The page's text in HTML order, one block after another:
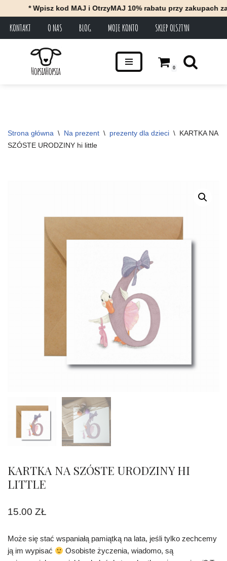
* Wpisz kod MAJ i OtrzyMAJ 10% rabatu przy zakupach za
KONTAKT O NAS BLOG MOJE KONTO SKLEP OLSZTYN
0
Strona główna \ Na prezent \ prezenty dla dzieci \ KARTKA NA
SZÓSTE URODZINY hi little
KARTKA NA SZÓSTE URODZINY HI
LITTLE
15.00 ZŁ
Może się stać wspaniałą pamiątką na lata, jeśli tylko zechcemy
ją im wypisać
Osobiste życzenia, wiadomo, są